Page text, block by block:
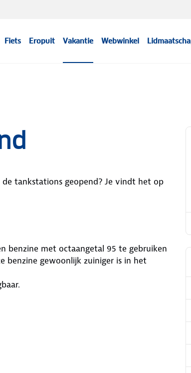
Fiets Eropuit Vakantie Webwinkel
tankstations geopend? Je vindt het op
benzine met octaangetal 95 te gebruiken
benzine gewoonlijk zuiniger is in het